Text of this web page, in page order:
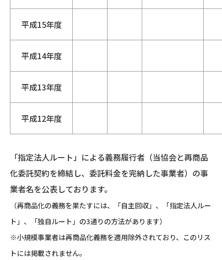
平成15年度
平成14年度
平成13年度
平成12年度
「指定法人ルート」による義務履行者（当協会と再商品
化委託契約を締結し、委託料金を完納した事業者）の事
業者名を公表しております。
（再商品化の義務を果たすには、「自主回収」、「指定法人ルー
ト」、「独自ルート」の3通りの方法があります）
※小規模事業者は再商品化義務を適用除外されており、このリス
トには掲載されません。